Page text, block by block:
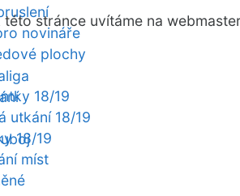
novináře
plochy
18/19
utkání 18/19
18/19
míst
stránce uvítáme na webmaster